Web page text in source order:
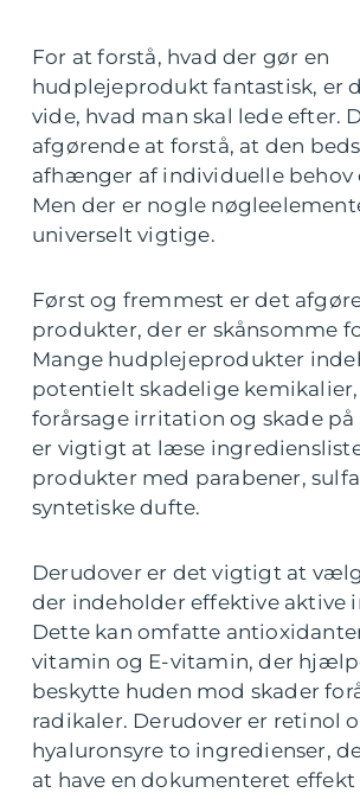
For at forstå, hvad der gør en
hudplejeprodukt fantastisk, er
vide, hvad man skal lede efter.
afgørende at forstå, at den
afhænger af individuelle behov
Men der er nogle
universelt vigtige.
Først og fremmest er det
produkter, der er skånsomme
Mange hudplejeprodukter
potentielt skadelige kemikalier,
forårsage irritation og skade på
er vigtigt at læse
produkter med parabener,
syntetiske dufte.
Derudover er det vigtigt at
der indeholder effektive aktive
Dette kan omfatte
vitamin og E-vitamin, der
beskytte huden mod skader
radikaler. Derudover er retinol
hyaluronsyre to ingredienser,
at have en dokumenteret effekt